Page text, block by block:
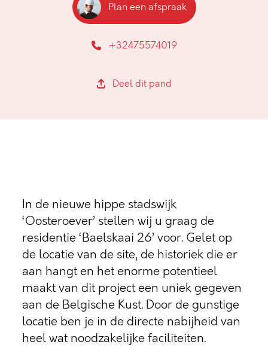
Plan een afspraak
+32475574019
Deel dit pand
In de nieuwe hippe stadswijk
‘Oosteroever’ stellen wij u graag de
residentie ‘Baelskaai 26’ voor. Gelet op
de locatie van de site, de historiek die er
aan hangt en het enorme potentieel
maakt van dit project een uniek gegeven
aan de Belgische Kust. Door de gunstige
locatie ben je in de directe nabijheid van
heel wat noodzakelijke faciliteiten.